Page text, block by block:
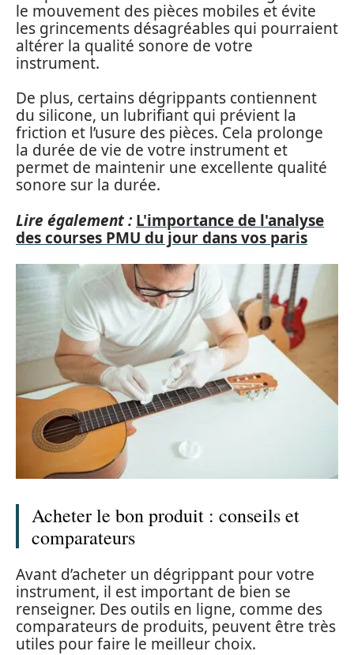
le mouvement des pièces mobiles et évite
les grincements désagréables qui pourraient
altérer la qualité sonore de votre
instrument.
De plus, certains dégrippants contiennent
du silicone, un lubrifiant qui prévient la
friction et l’usure des pièces. Cela prolonge
la durée de vie de votre instrument et
permet de maintenir une excellente qualité
sonore sur la durée.
Lire également : L'importance de l'analyse
des courses PMU du jour dans vos paris
Acheter le bon produit : conseils et
comparateurs
Avant d’acheter un dégrippant pour votre
instrument, il est important de bien se
renseigner. Des outils en ligne, comme des
comparateurs de produits, peuvent être très
utiles pour faire le meilleur choix.